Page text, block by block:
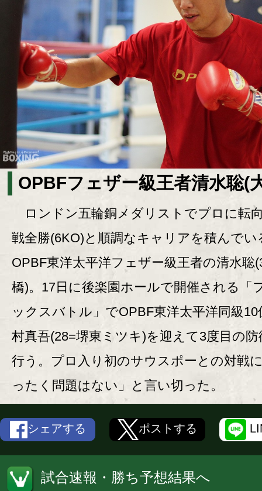
OPBFフェザー級王者清水聡(
ロンドン五輪銅メダリストでプロに転
戦全勝(6KO)と順調なキャリアを積んでい
OPBF東洋太平洋フェザー級王者の清水聡
橋)。17日に後楽園ホールで開催される「
ックスバトル」でOPBF東洋太平洋同級10
村真吾(28=堺東ミツキ)を迎えて3度目の防
行う。プロ入り初のサウスポーとの対戦
ったく問題はない」と言い切った。
シェアする ポストする
試合速報・勝ち予想結果へ